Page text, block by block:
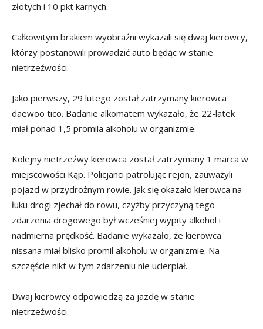
złotych i 10 pkt karnych.
Całkowitym brakiem wyobraźni wykazali się dwaj kierowcy,
którzy postanowili prowadzić auto będąc w stanie
nietrzeźwości.
Jako pierwszy, 29 lutego został zatrzymany kierowca
daewoo tico. Badanie alkomatem wykazało, że 22-latek
miał ponad 1,5 promila alkoholu w organizmie.
Kolejny nietrzeźwy kierowca został zatrzymany 1 marca w
miejscowości Kąp. Policjanci patrolując rejon, zauważyli
pojazd w przydrożnym rowie. Jak się okazało kierowca na
łuku drogi zjechał do rowu, czyżby przyczyną tego
zdarzenia drogowego był wcześniej wypity alkohol i
nadmierna prędkość. Badanie wykazało, że kierowca
nissana miał blisko promil alkoholu w organizmie. Na
szczęście nikt w tym zdarzeniu nie ucierpiał.
Dwaj kierowcy odpowiedzą za jazdę w stanie
nietrzeźwości.